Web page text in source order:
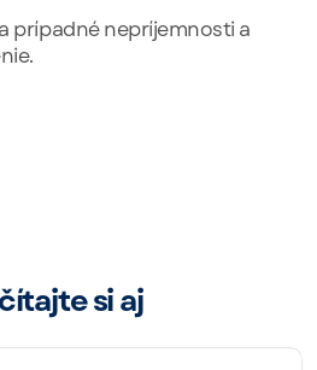
prípadné nepríjemnosti a
si aj